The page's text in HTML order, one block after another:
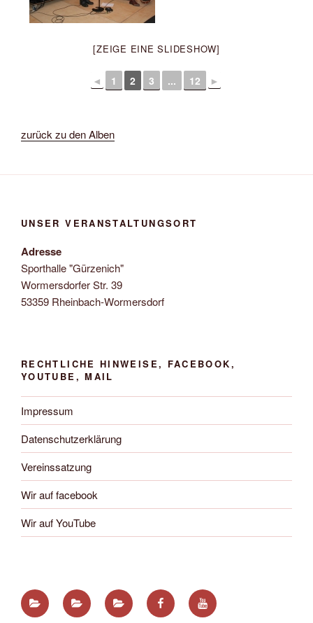
[ZEIGE EINE SLIDESHOW]
◄ 1 2 3 ... 12 ►
zurück zu den Alben
UNSER VERANSTALTUNGSORT
Adresse
Sporthalle "Gürzenich"
Wormersdorfer Str. 39
53359 Rheinbach-Wormersdorf
RECHTLICHE HINWEISE, FACEBOOK,
YOUTUBE, MAIL
Impressum
Datenschutzerklärung
Vereinssatzung
Wir auf facebook
Wir auf YouTube
ImpressumDatenschutzerklärung
Vereinssatzung
Wir
auf
Wir
auf